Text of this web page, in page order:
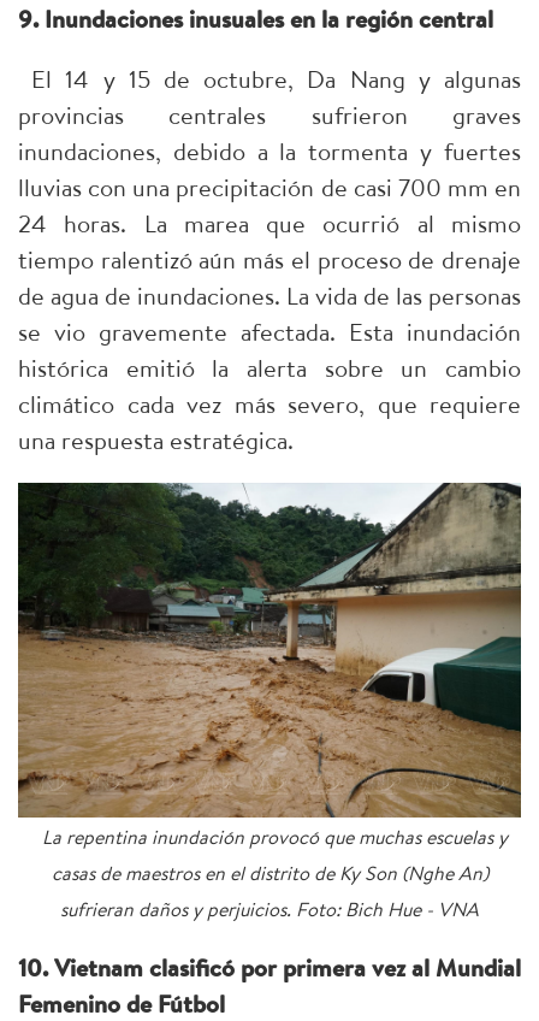
9. Inundaciones inusuales en la región central
El 14 y 15 de octubre, Da Nang y algunas
provincias centrales sufrieron graves
inundaciones, debido a la tormenta y fuertes
lluvias con una precipitación de casi 700 mm en
24 horas. La marea que ocurrió al mismo
tiempo ralentizó aún más el proceso de drenaje
de agua de inundaciones. La vida de las personas
se vio gravemente afectada. Esta inundación
histórica emitió la alerta sobre un cambio
climático cada vez más severo, que requiere
una respuesta estratégica.
La repentina inundación provocó que muchas escuelas y
casas de maestros en el distrito de Ky Son (Nghe An)
sufrieran daños y perjuicios. Foto: Bich Hue - VNA
10. Vietnam clasificó por primera vez al Mundial
Femenino de Fútbol